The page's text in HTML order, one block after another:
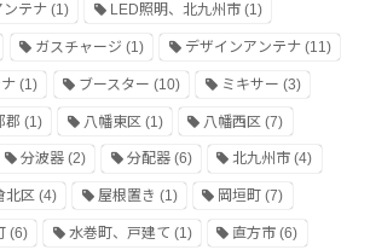
ンテナ(1) LED照明、北九州市(1)
ガスチャージ (1) デザインアンテナ(11)
(1) ブースター (10) ミキサー (3)
郡 (1) 八幡東区 (1) 八幡西区 (7)
分波器(2) 分配器(6) 北九州市 (4)
北区(4) 屋根置き (1) 岡垣町 (7)
(6) 水巻町、戸建て (1) 直方市 (6)